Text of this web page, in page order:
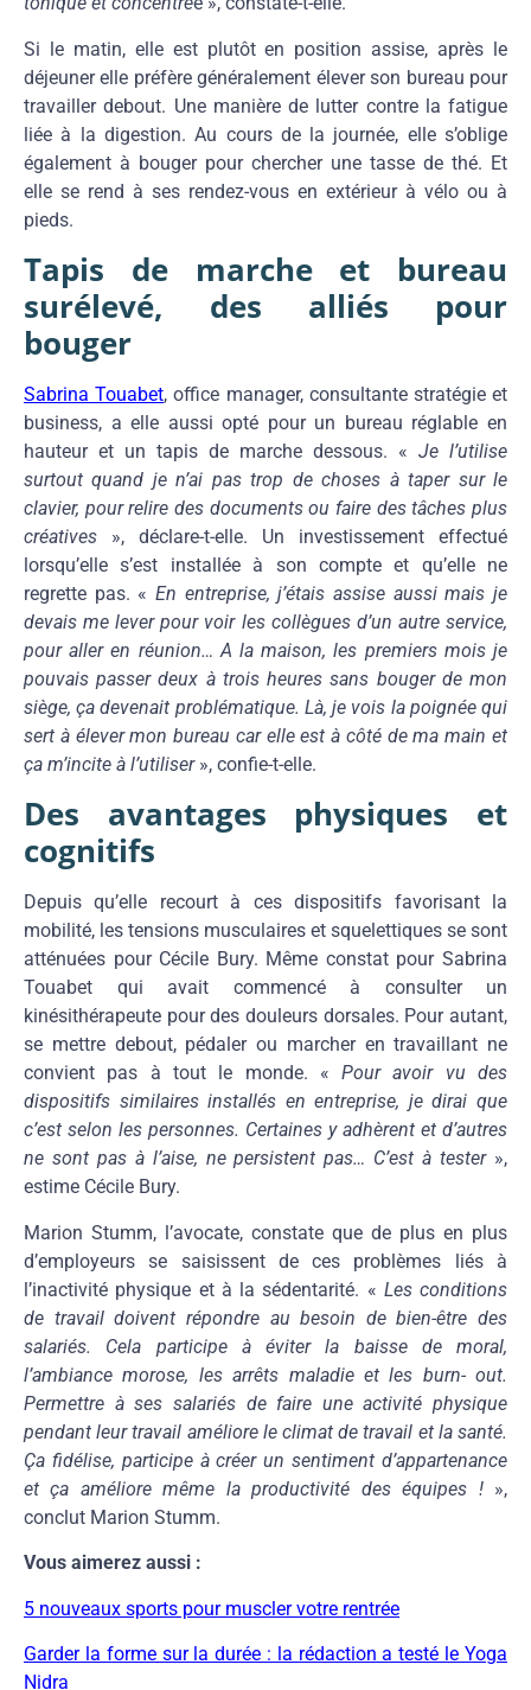
Si le matin, elle est plutôt en position assise, après le
déjeuner elle préfère généralement élever son bureau pour
travailler debout. Une manière de lutter contre la fatigue
liée à la digestion. Au cours de la journée, elle s’oblige
également à bouger pour chercher une tasse de thé. Et
elle se rend à ses rendez-vous en extérieur à vélo ou à
pieds.
Tapis de marche et bureau
surélevé, des alliés pour
bouger
Sabrina Touabet, office manager, consultante stratégie et
business, a elle aussi opté pour un bureau réglable en
hauteur et un tapis de marche dessous. « Je l’utilise
surtout quand je n’ai pas trop de choses à taper sur le
clavier, pour relire des documents ou faire des tâches plus
créatives », déclare-t-elle. Un investissement effectué
lorsqu’elle s’est installée à son compte et qu’elle ne
regrette pas. « En entreprise, j’étais assise aussi mais je
devais me lever pour voir les collègues d’un autre service,
pour aller en réunion… A la maison, les premiers mois je
pouvais passer deux à trois heures sans bouger de mon
siège, ça devenait problématique. Là, je vois la poignée qui
sert à élever mon bureau car elle est à côté de ma main et
ça m’incite à l’utiliser », confie-t-elle.
Des avantages physiques et
cognitifs
Depuis qu’elle recourt à ces dispositifs favorisant la
mobilité, les tensions musculaires et squelettiques se sont
atténuées pour Cécile Bury. Même constat pour Sabrina
Touabet qui avait commencé à consulter un
kinésithérapeute pour des douleurs dorsales. Pour autant,
se mettre debout, pédaler ou marcher en travaillant ne
convient pas à tout le monde. «Pour avoir vu des
dispositifs similaires installés en entreprise, je dirai que
c’est selon les personnes. Certaines y adhèrent et d’autres
ne sont pas à l’aise, ne persistent pas… C’est à tester»,
estime Cécile Bury.
Marion Stumm, l’avocate, constate que de plus en plus
d’employeurs se saisissent de ces problèmes liés à
l’inactivité physique et à la sédentarité. « Les conditions
de travail doivent répondre au besoin de bien-être des
salariés. Cela participe à éviter la baisse de moral,
l’ambiance morose, les arrêts maladie et les burn- out.
Permettre à ses salariés de faire une activité physique
pendant leur travail améliore le climat de travail et la santé.
Ça fidélise, participe à créer un sentiment d’appartenance
et ça améliore même la productivité des équipes !»,
conclut Marion Stumm.
Vous aimerez aussi :
5 nouveaux sports pour muscler votre rentrée
Garder la forme sur la durée : la rédaction a testé le Yoga
Nidra